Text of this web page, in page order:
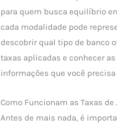
para quem busca equilíbrio
cada modalidade pode
descobrir qual tipo de banco
taxas aplicadas e conhecer
informações que você
Como Funcionam as Taxas
Antes de mais nada, é